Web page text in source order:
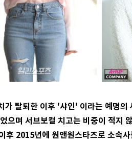
탈퇴한 이후 '샤인' 이라는 예명의
으며 서브보컬 치고는 비중이 적지
후 2015년에 원앤원스타즈로 소속